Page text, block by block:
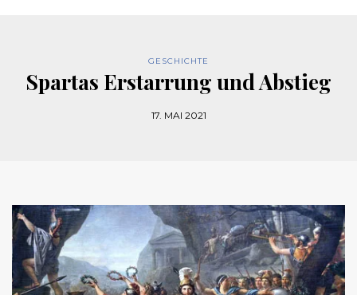
GESCHICHTE
Spartas Erstarrung und Abstieg
17. MAI 2021